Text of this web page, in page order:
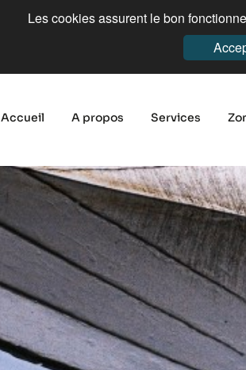
Les cookies assurent le bon
Accueil A propos Services